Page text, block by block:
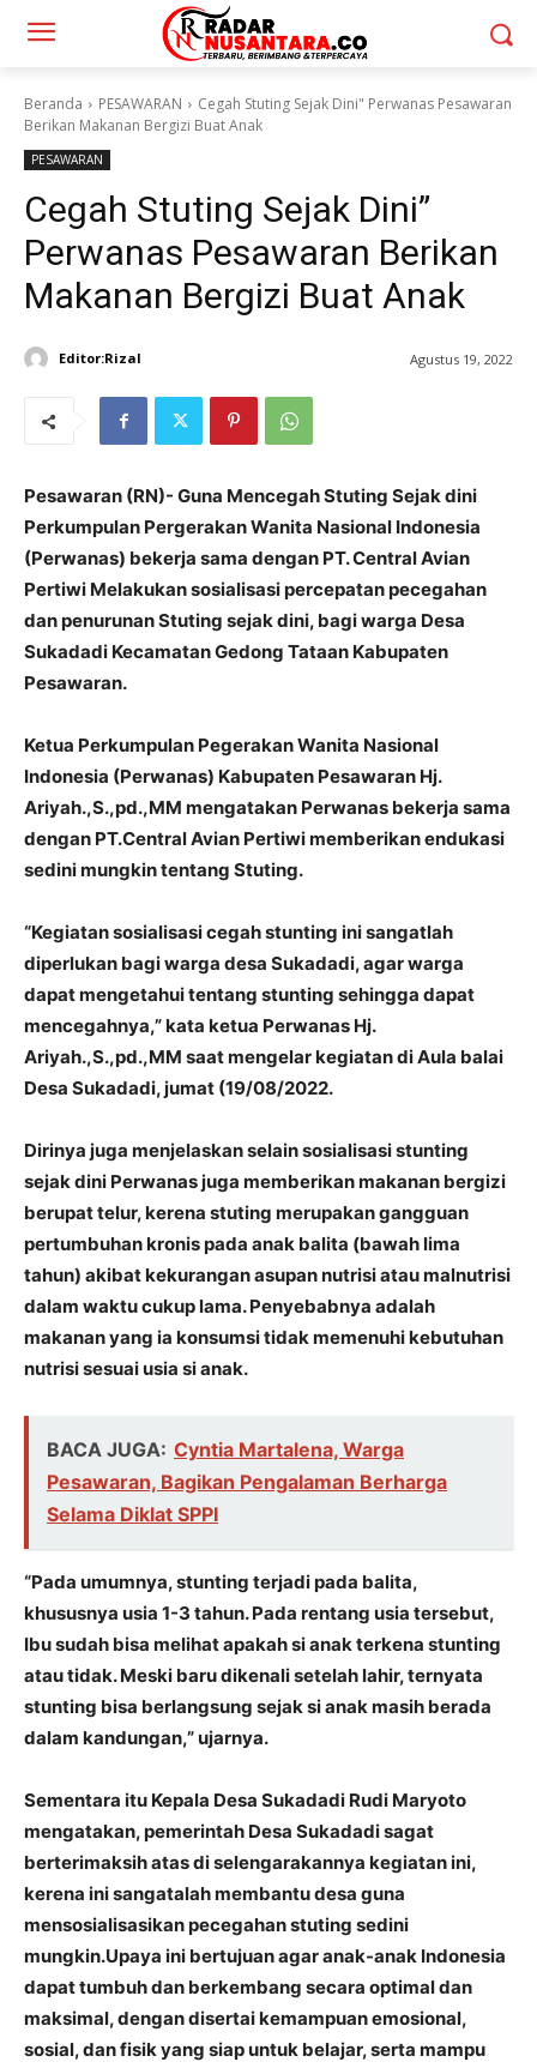
Beranda PESAWARAN
Cegah Stuting Sejak Dini" Perwanas Pesawaran
Berikan Makanan Bergizi Buat Anak
PESAWARAN
Cegah Stuting Sejak Dini”
Perwanas Pesawaran Berikan
Makanan Bergizi Buat Anak
Editor:Rizal Agustus 19, 2022
Pesawaran (RN)- Guna Mencegah Stuting Sejak dini
Perkumpulan Pergerakan Wanita Nasional Indonesia
(Perwanas) bekerja sama dengan PT. Central Avian
Pertiwi Melakukan sosialisasi percepatan pecegahan
dan penurunan Stuting sejak dini, bagi warga Desa
Sukadadi Kecamatan Gedong Tataan Kabupaten
Pesawaran.
Ketua Perkumpulan Pegerakan Wanita Nasional
Indonesia (Perwanas) Kabupaten Pesawaran Hj.
Ariyah.,S.,pd.,MM mengatakan Perwanas bekerja sama
dengan PT.Central Avian Pertiwi memberikan endukasi
sedini mungkin tentang Stuting.
“Kegiatan sosialisasi cegah stunting ini sangatlah
diperlukan bagi warga desa Sukadadi, agar warga
dapat mengetahui tentang stunting sehingga dapat
mencegahnya,” kata ketua Perwanas Hj.
Ariyah.,S.,pd.,MM saat mengelar kegiatan di Aula balai
Desa Sukadadi, jumat (19/08/2022.
Dirinya juga menjelaskan selain sosialisasi stunting
sejak dini Perwanas juga memberikan makanan bergizi
berupat telur, kerena stuting merupakan gangguan
pertumbuhan kronis pada anak balita (bawah lima
tahun) akibat kekurangan asupan nutrisi atau malnutrisi
dalam waktu cukup lama. Penyebabnya adalah
makanan yang ia konsumsi tidak memenuhi kebutuhan
nutrisi sesuai usia si anak.
BACA JUGA: Cyntia Martalena, Warga
Pesawaran, Bagikan Pengalaman Berharga
Selama Diklat SPPI
“Pada umumnya, stunting terjadi pada balita,
khususnya usia 1-3 tahun. Pada rentang usia tersebut,
Ibu sudah bisa melihat apakah si anak terkena stunting
atau tidak. Meski baru dikenali setelah lahir, ternyata
stunting bisa berlangsung sejak si anak masih berada
dalam kandungan,” ujarnya.
Sementara itu Kepala Desa Sukadadi Rudi Maryoto
mengatakan, pemerintah Desa Sukadadi sagat
berterimaksih atas di selengarakannya kegiatan ini,
kerena ini sangatalah membantu desa guna
mensosialisasikan pecegahan stuting sedini
mungkin.Upaya ini bertujuan agar anak-anak Indonesia
dapat tumbuh dan berkembang secara optimal dan
maksimal, dengan disertai kemampuan emosional,
sosial, dan fisik yang siap untuk belajar, serta mampu